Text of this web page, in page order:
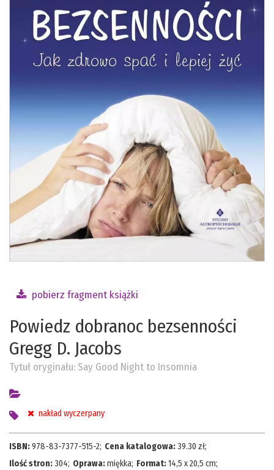
pobierz fragment książki
Powiedz dobranoc bezsenności
Gregg D. Jacobs
Tytuł oryginału: Say Good Night to Insomnia
nakład wyczerpany
ISBN:978-83-7377-515-2; Cena katalogowa:39.30 zł;
Ilość stron:304; Oprawa:miękka; Format:14,5 x 20,5 cm;